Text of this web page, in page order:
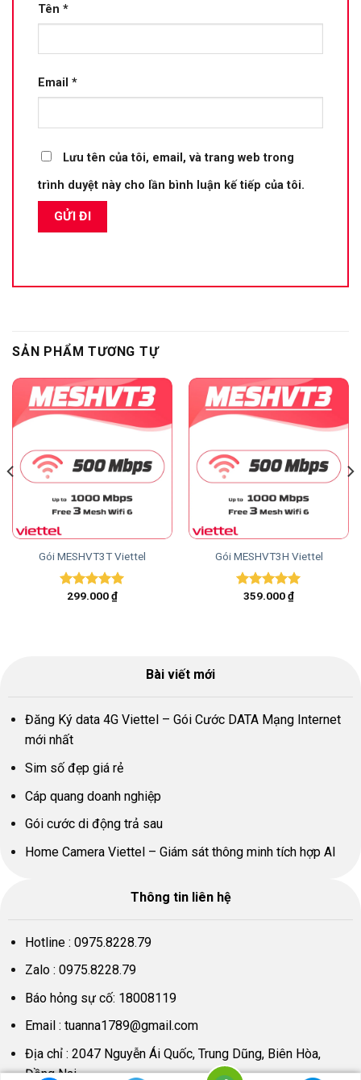
Tên *
Email *
Lưu tên của tôi, email, và trang web trong
trình duyệt này cho lần bình luận kế tiếp của tôi.
SẢN PHẨM TƯƠNG TỰ
Gói MESHVT3T Viettel
Được xếp
299.000₫
Gói MESHVT3H Viettel
Được xếp
359.000₫
Bài viết mới
Đăng Ký data 4G Viettel – Gói Cước DATA Mạng Internet
mới nhất
Sim số đẹp giá rẻ
Cáp quang doanh nghiệp
Gói cước di động trả sau
Home Camera Viettel – Giám sát thông minh tích hợp AI
Thông tin liên hệ
Hotline : 0975.8228.79
Zalo : 0975.8228.79
Báo hỏng sự cố: 18008119
Email : tuanna1789@gmail.com
Địa chỉ : 2047 Nguyễn Ái Quốc, Trung Dũng, Biên Hòa,
Đồng Nai